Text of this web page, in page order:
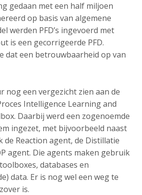
gedaan met een half miljoen
op basis van algemene
werden PFD’s ingevoerd met
is een gecorrigeerde PFD.
dat een betrouwbaarheid op van
nog een vergezicht zien aan de
Intelligence Learning and
Daarbij werd een zogenoemde
ingezet, met bijvoorbeeld naast
de Reaction agent, de Distillatie
agent. Die agents maken gebruik
databases en
data. Er is nog wel een weg te
is.